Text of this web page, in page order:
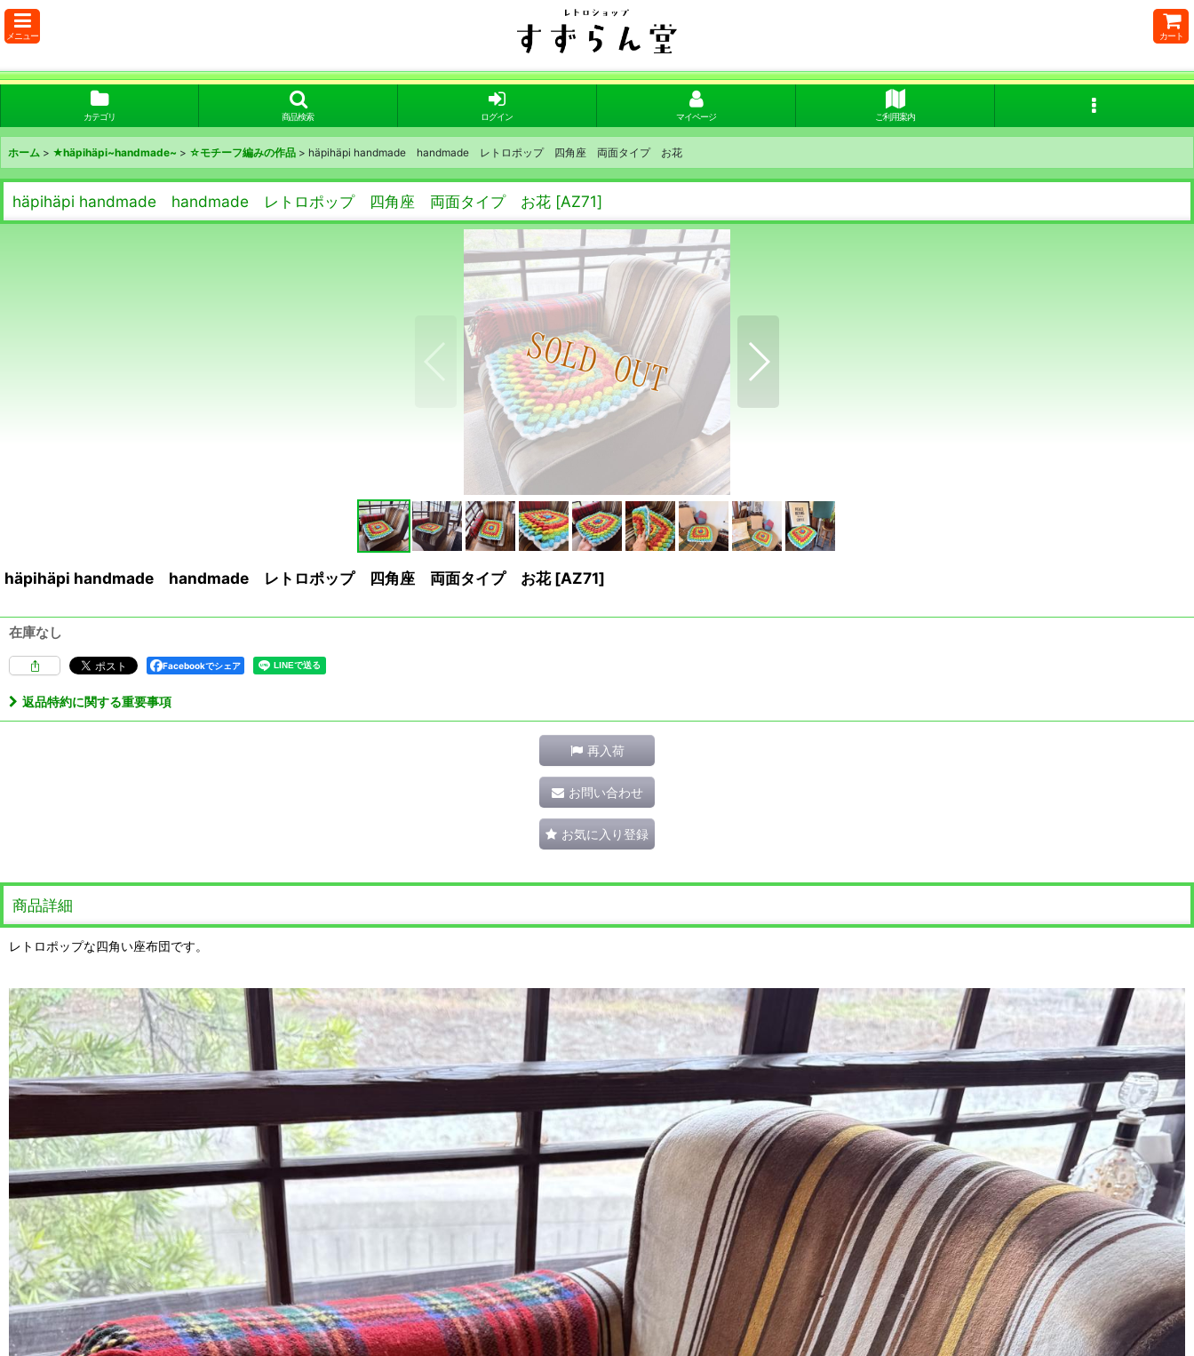
メニュー カート
カテゴリ 商品検索 ログイン マイページ ご利用案内
ホーム > ★häpihäpi~handmade~ > ☆モチーフ編みの作品 > häpihäpi handmade handmade レトロポップ 四角座 両面タイプ お花
häpihäpi handmade handmade レトロポップ 四角座 両面タイプ お花 [AZ71]
häpihäpi handmade handmade レトロポップ 四角座 両面タイプ お花 [AZ71]
在庫なし
Facebookでシェア
返品特約に関する重要事項
再入荷
お問い合わせ
お気に入り登録
商品詳細
レトロポップな四角い座布団です。